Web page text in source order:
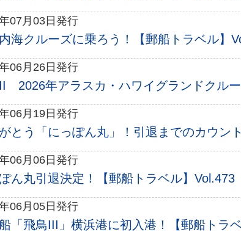
07月03日発行
海クルーズに乗ろう！【郵船トラベル】
06月26日発行
2026年アラスカ・ハワイグランドクル
06月19日発行
とう「にっぽん丸」！引退までのカウン
06月06日発行
ん丸引退決定！【郵船トラベル】
06月05日発行
「飛鳥III」横浜港に初入港！【郵船トラ